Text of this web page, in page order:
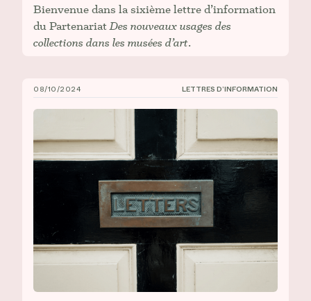
Bienvenue dans la sixième lettre d’information
du Partenariat Des nouveaux usages des
collections dans les musées d’art.
CIÉCO, Lettre d’information n° 5
08/10/2024 LETTRES D’INFORMATION